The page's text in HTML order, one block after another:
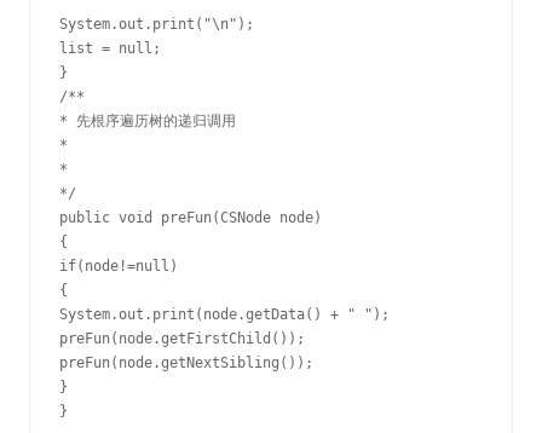
System.out.print("\n");
list = null;
}
/**
* 先根序遍历树的递归调用
*
*
*/
public void preFun(CSNode node)
{
if(node!=null)
{
System.out.print(node.getData() + " ");
preFun(node.getFirstChild());
preFun(node.getNextSibling());
}
}